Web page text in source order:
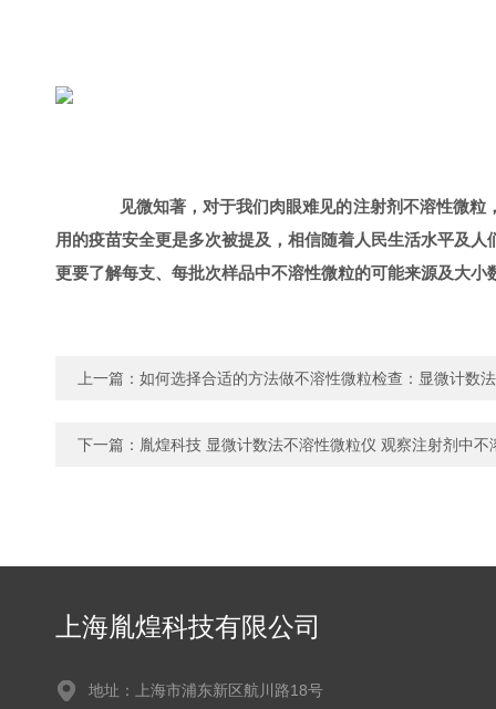
见微知著，对于我们肉眼难见的注射剂不溶性微粒
用的疫苗安全更是多次被提及，相信随着人民生活水平及
更要了解每支、每批次样品中不溶性微粒的可能来源及大小
上一篇： 如何选择合适的方法做不溶性微粒检查：显微计数
下一篇： 胤煌科技 显微计数法不溶性微粒仪 观察注射剂中不
上海胤煌科技有限公司
地址：上海市浦东新区航川路18号